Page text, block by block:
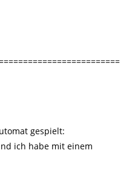
gespielt:
ich habe mit einem